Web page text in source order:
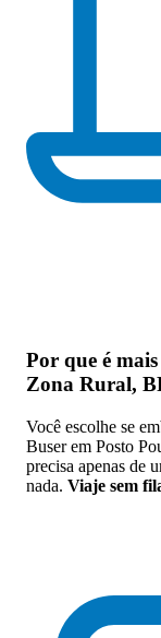
Por que é
Zona Rural,
Você escolhe se
Buser em Posto
precisa apenas de
nada. Viaje sem